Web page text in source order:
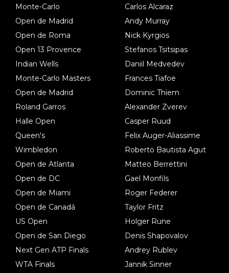
Monte-Carlo
Open de Madrid
Open de Roma
Open 13 Provence
Indian Wells
Monte-Carlo Masters
Open de Madrid
Roland Garros
Halle Open
Queen's
Wimbledon
Open de Atlanta
Open de DC
Open de Miami
Open de Canadá
US Open
Open de San Diego
Next Gen ATP Finals
WTA Finals
Carlos Alcaraz
Andy Murray
Nick Kyrgios
Stefanos Tsitsipas
Daniil Medvedev
Frances Tiafoe
Dominic Thiem
Alexander Zverev
Casper Ruud
Felix Auger-Aliassime
Roberto Bautista Agut
Matteo Berrettini
Gael Monfils
Roger Federer
Taylor Fritz
Holger Rune
Denis Shapovalov
Andrey Rublev
Jannik Sinner